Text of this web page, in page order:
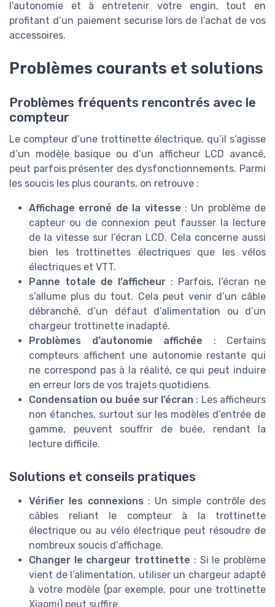
l’autonomie et à entretenir votre engin, tout en
profitant d’un paiement securise lors de l’achat de vos
accessoires.
Problèmes courants et solutions
Problèmes fréquents rencontrés avec le
compteur
Le compteur d’une trottinette électrique, qu’il s’agisse
d’un modèle basique ou d’un afficheur LCD avancé,
peut parfois présenter des dysfonctionnements. Parmi
les soucis les plus courants, on retrouve :
Affichage erroné de la vitesse : Un problème de
capteur ou de connexion peut fausser la lecture
de la vitesse sur l’écran LCD. Cela concerne aussi
bien les trottinettes électriques que les vélos
électriques et VTT.
Panne totale de l’afficheur : Parfois, l’écran ne
s’allume plus du tout. Cela peut venir d’un câble
débranché, d’un défaut d’alimentation ou d’un
chargeur trottinette inadapté.
Problèmes d’autonomie affichée : Certains
compteurs affichent une autonomie restante qui
ne correspond pas à la réalité, ce qui peut induire
en erreur lors de vos trajets quotidiens.
Condensation ou buée sur l’écran : Les afficheurs
non étanches, surtout sur les modèles d’entrée de
gamme, peuvent souffrir de buée, rendant la
lecture difficile.
Solutions et conseils pratiques
Vérifier les connexions : Un simple contrôle des
câbles reliant le compteur à la trottinette
électrique ou au vélo électrique peut résoudre de
nombreux soucis d’affichage.
Changer le chargeur trottinette : Si le problème
vient de l’alimentation, utiliser un chargeur adapté
à votre modèle (par exemple, pour une trottinette
Xiaomi) peut suffire.